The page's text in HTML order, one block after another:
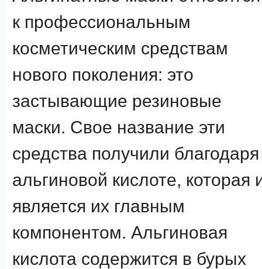
к профессиональным
косметическим средствам
нового поколения: это
застывающие резиновые
маски. Свое название эти
средства получили благодаря
альгиновой кислоте, которая
является их главным
компонентом. Альгиновая
кислота содержится в бурых